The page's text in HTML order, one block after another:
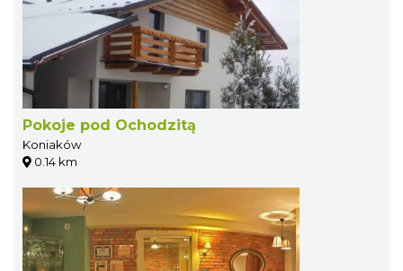
Pokoje pod Ochodzitą
Koniaków
0.14 km